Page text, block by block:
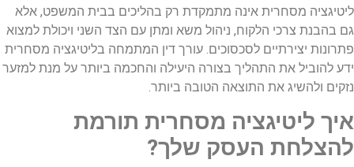
ליטיגציה מסחרית אינה מתמקדת רק בהליכים בבית המשפט, אלא
גם בהבנת צרכי הלקוח, ניהול משא ומתן עם הצד השני ויכולת למצוא
פתרונות יצירתיים לסכסוכים. עורך דין המתמחה בליטיגציה מסחרית
ידע להוביל את התהליך בצורה היעילה והחכמה ביותר על מנת למזער
נזקים ולהשיג את התוצאה הטובה ביותר.
איך ליטיגציה מסחרית תורמת
להצלחת העסק שלך?